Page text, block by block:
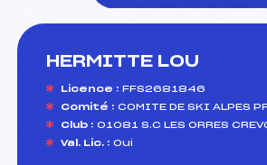
HERMITTE LOU
Licence : FFS2681846
Comité : COMITE DE SKI ALPES
Club : 01081 S.C LES ORRES
Val. Lic. : Oui